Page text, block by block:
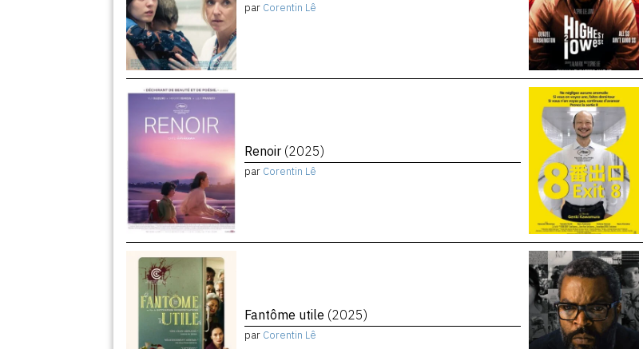
par Corentin Lê
Renoir (2025)
par Corentin Lê
Fantôme utile (2025)
par Corentin Lê